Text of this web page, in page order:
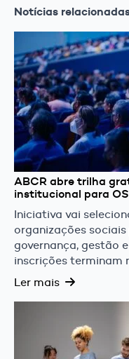
Notícias
ABCR abre trilha
institucional para
Iniciativa vai
organizações
governança, gestão
inscrições
Ler mais